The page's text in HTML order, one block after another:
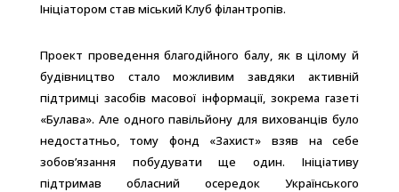
Ініціатором став міський Клуб філантропів.
Проект проведення благодійного балу, як в цілому й
будівництво стало можливим завдяки активній
підтримці засобів масової інформації, зокрема газеті
«Булава». Але одного павільйону для вихованців було
недостатньо, тому фонд «Захист» взяв на себе
зобов’язання побудувати ще один. Ініціативу
підтримав обласний осередок Українського